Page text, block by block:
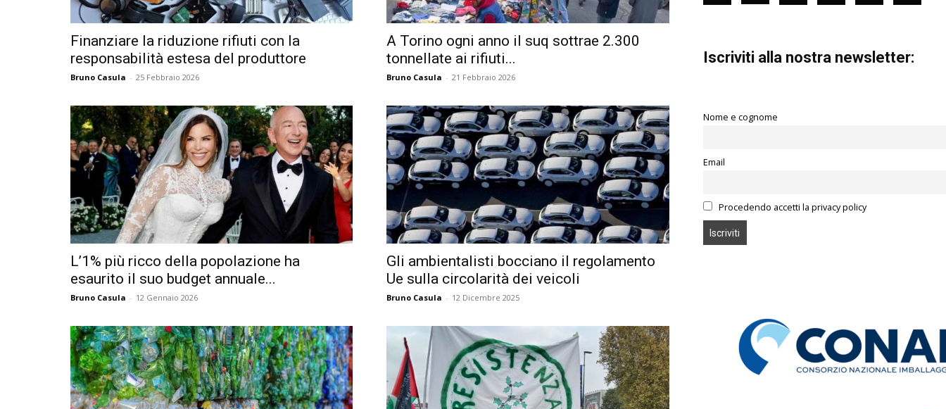
Finanziare la riduzione rifiuti con la
responsabilità estesa del produttore
Bruno Casula - 25 Febbraio 2026
A Torino ogni anno il suq sottrae 2.300
tonnellate ai rifiuti...
Bruno Casula - 21 Febbraio 2026
L’1% più ricco della popolazione ha
esaurito il suo budget annuale...
Bruno Casula - 12 Gennaio 2026
Gli ambientalisti bocciano il regolamento
Ue sulla circolarità dei veicoli
Bruno Casula - 12 Dicembre 2025
Iscriviti alla nostra newsletter:
Nome e cognome
Email
Procedendo accetti la privacy policy